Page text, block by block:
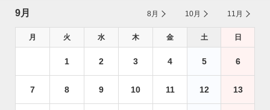
9月 8月 10月 11月
月 火 水 木 金 土 日
1 2 3 4 5 6
7 8 9 10 11 12 13